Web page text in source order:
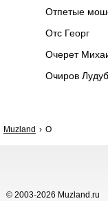
Отпетые
Отс Георг
Очерет
Очиров Лудуб
Muzland О
© 2003-2026 Muzland.ru